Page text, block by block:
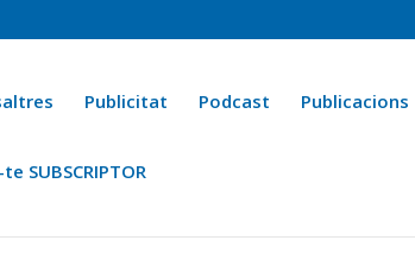
Publicitat Podcast Publicacions
SUBSCRIPTOR
Ara fa 25 anys